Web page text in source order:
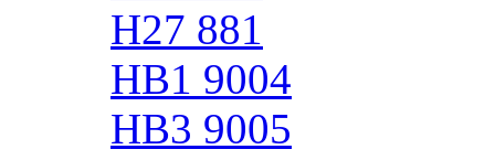
H27 881
HB1 9004
HB3 9005